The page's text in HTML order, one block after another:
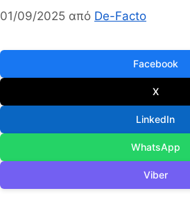
01/09/2025 από De-Facto
Facebook
X
LinkedIn
WhatsApp
Viber